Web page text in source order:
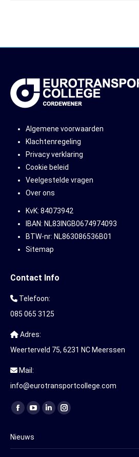
Algemene voorwaarden
Klachtenregeling
Privacy verklaring
Cookie beleid
Veelgestelde vragen
Over ons
KvK: 84073942
IBAN: NL83INGB0674974093
BTW-nr: NL863086536B01
Sitemap
Contact Info
Telefoon:
085 065 3125
Adres:
Weerterveld 75, 6231 NC Meerssen
Mail:
info@eurotransportcollege.com
Vind ons op:
Facebook
opens
YouTube
opens
LinkedinInstagram
Nieuws